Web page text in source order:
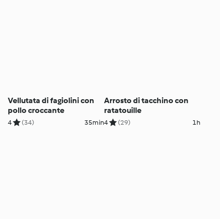
Vellutata di fagiolini con
pollo croccante
4 (34) 35min
Arrosto di tacchino con
ratatouille
4 (29) 1h